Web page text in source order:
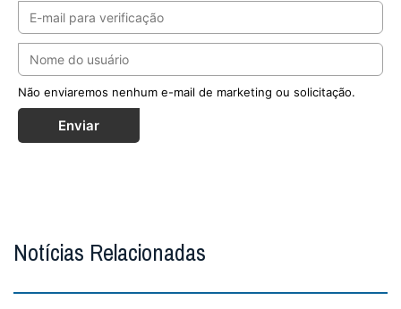
Não enviaremos nenhum e-mail de marketing ou solicitação.
Enviar
Notícias Relacionadas